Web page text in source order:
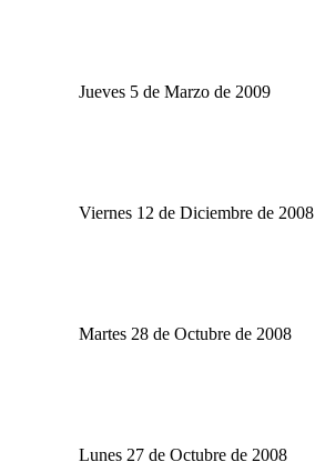
Jueves 5 de Marzo de 2009
Viernes 12 de Diciembre de 2008
Martes 28 de Octubre de 2008
Lunes 27 de Octubre de 2008